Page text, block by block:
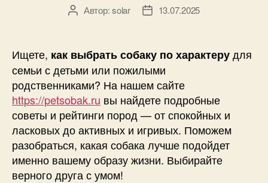
АвторАвтор:solar
Дата13.07.2025
Ищете, как выбрать собаку по характерудля
семьи с детьми или пожилыми
родственниками? На нашем сайте
https://petsobak.ru вы найдете подробные
советы и рейтинги пород — от спокойных и
ласковых до активных и игривых. Поможем
разобраться, какая собака лучше подойдет
именно вашему образу жизни. Выбирайте
верного друга с умом!